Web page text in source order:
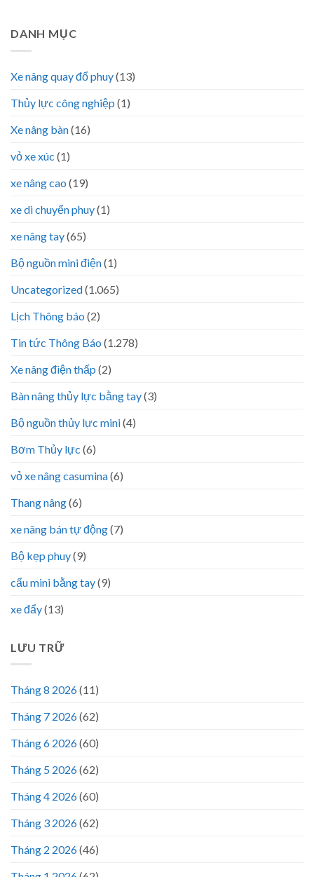
DANH MỤC
Xe nâng quay đổ phuy(13)
Thủy lực công nghiệp (1)
Xe nâng bàn(16)
vỏ xe xúc (1)
xe nâng cao (19)
xe di chuyển phuy(1)
xe nâng tay(65)
Bộ nguồn mini điện(1)
Uncategorized(1.065)
Lịch Thông báo (2)
Tin tức Thông Báo (1.278)
Xe nâng điện thấp (2)
Bàn nâng thủy lực bằng tay(3)
Bộ nguồn thủy lực mini(4)
Bơm Thủy lực (6)
vỏ xe nâng casumina(6)
Thang nâng(6)
xe nâng bán tự động(7)
Bộ kẹp phuy(9)
cẩu mini bằng tay(9)
xe đẩy(13)
LƯU TRỮ
Tháng 8 2026(11)
Tháng 7 2026(62)
Tháng 6 2026(60)
Tháng 5 2026(62)
Tháng 4 2026(60)
Tháng 3 2026(62)
Tháng 2 2026(46)